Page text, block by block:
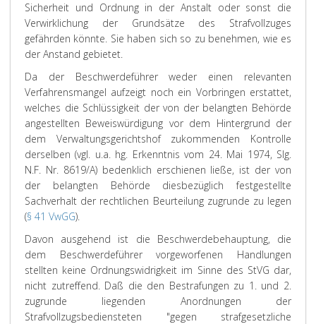
Sicherheit und Ordnung in der Anstalt oder sonst die
Verwirklichung der Grundsätze des Strafvollzuges
gefährden könnte. Sie haben sich so zu benehmen, wie es
der Anstand gebietet.
Da der Beschwerdeführer weder einen relevanten
Verfahrensmangel aufzeigt noch ein Vorbringen erstattet,
welches die Schlüssigkeit der von der belangten Behörde
angestellten Beweiswürdigung vor dem Hintergrund der
dem Verwaltungsgerichtshof zukommenden Kontrolle
derselben (vgl. u.a. hg. Erkenntnis vom 24. Mai 1974, Slg.
N.F. Nr. 8619/A) bedenklich erschienen ließe, ist der von
der belangten Behörde diesbezüglich festgestellte
Sachverhalt der rechtlichen Beurteilung zugrunde zu legen
(§ 41 VwGG).
Davon ausgehend ist die Beschwerdebehauptung, die
dem Beschwerdeführer vorgeworfenen Handlungen
stellten keine Ordnungswidrigkeit im Sinne des StVG dar,
nicht zutreffend. Daß die den Bestrafungen zu 1. und 2.
zugrunde liegenden Anordnungen der
Strafvollzugsbediensteten "gegen strafgesetzliche